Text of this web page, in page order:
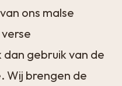
ons malse
gebruik van de
Wij brengen de